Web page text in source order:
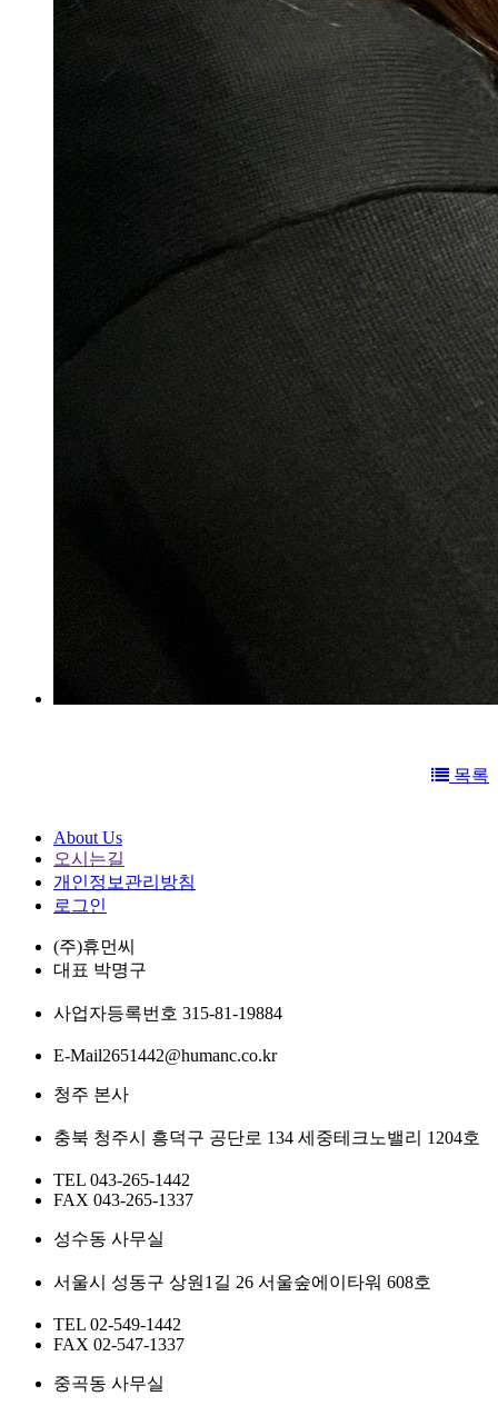
목록
About Us
오시는길
개인정보관리방침
로그인
(주)휴먼씨
대표 박명구
사업자등록번호 315-81-19884
E-Mail2651442@humanc.co.kr
청주 본사
충북 청주시 흥덕구 공단로 134 세중테크노밸리 1204호
TEL 043-265-1442
FAX 043-265-1337
성수동 사무실
서울시 성동구 상원1길 26 서울숲에이타워 608호
TEL 02-549-1442
FAX 02-547-1337
중곡동 사무실